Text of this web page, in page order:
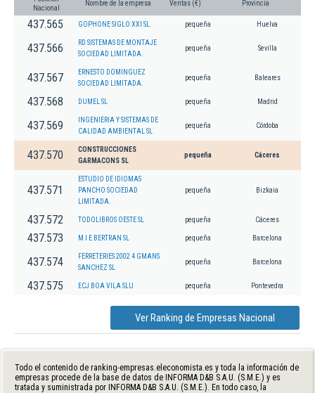
Nacional
Nombre de la empresa Ventas (€) Provincia
437.565 GOPHONE SIGLO XXI SL. pequeña Huelva
437.566
RD SISTEMAS DE MONTAJE
SOCIEDAD LIMITADA.
pequeña Sevilla
437.567
ERNESTO DOMINGUEZ
SOCIEDAD LIMITADA.
pequeña Baleares
437.568 DUMEL SL pequeña Madrid
437.569
INGENIERIA Y SISTEMAS DE
CALIDAD AMBIENTAL SL
pequeña Córdoba
437.570
CONSTRUCCIONES
GARMACONS SL
pequeña Cáceres
437.571
ESTUDIO DE IDIOMAS
PANCHO SOCIEDAD
LIMITADA.
pequeña Bizkaia
437.572 TODOLIBROS OESTE SL pequeña Cáceres
437.573 M I E BERTRAN SL pequeña Barcelona
437.574
FERRETERIES 2002 4 GMANS
SANCHEZ SL
pequeña Barcelona
437.575 ECJ BOA VILA SLU pequeña Pontevedra
Ver Ranking de Empresas Nacional
Todo el contenido de ranking-empresas.eleconomista.es y toda la información de
empresas procede de la base de datos de INFORMA D&B S.A.U. (S.M.E.) y es
tratada y suministrada por INFORMA D&B S.A.U. (S.M.E.). En todo caso, la